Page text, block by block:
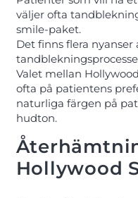
väljer ofta
smile-paket.
Det finns flera
Valet mellan
ofta på patientens
naturliga färgen på
hudton.
Hollywood